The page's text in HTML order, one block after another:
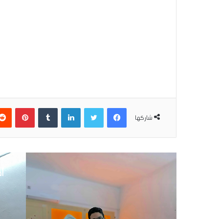
شاركها
فيسبوكتويتر لينكدإن